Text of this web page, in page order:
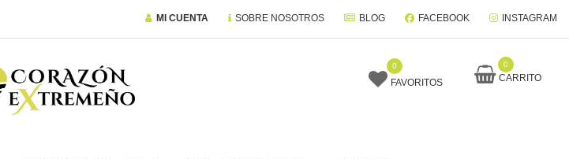
MI CUENTA SOBRE NOSOTROS BLOG FACEBOOK INSTAGRAM
0
FAVORITOS
0
CARRITO